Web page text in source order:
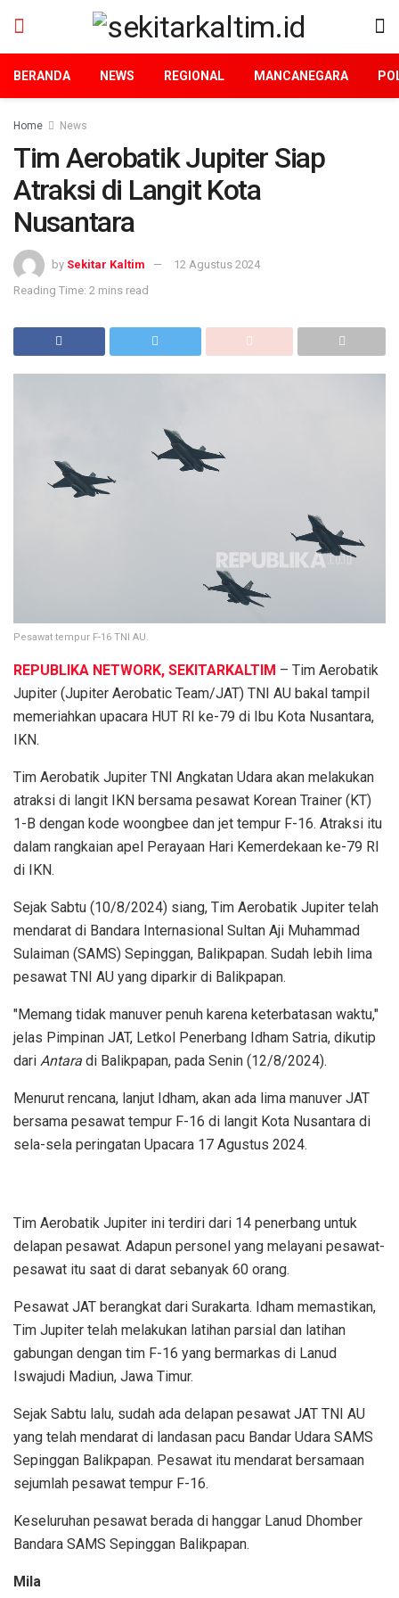
BERANDA NEWS REGIONAL MANCANEGARA
Home News
Tim Aerobatik Jupiter Siap
Atraksi di Langit Kota
Nusantara
by Sekitar Kaltim
12 Agustus 2024
Reading Time: 2 mins read
Pesawat tempur F-16 TNI AU.
REPUBLIKA NETWORK, SEKITARKALTIM – Tim Aerobatik
Jupiter (Jupiter Aerobatic Team/JAT) TNI AU bakal tampil
memeriahkan upacara HUT RI ke-79 di Ibu Kota Nusantara,
IKN.
Tim Aerobatik Jupiter TNI Angkatan Udara akan melakukan
atraksi di langit IKN bersama pesawat Korean Trainer (KT)
1-B dengan kode woongbee dan jet tempur F-16. Atraksi itu
dalam rangkaian apel Perayaan Hari Kemerdekaan ke-79 RI
di IKN.
Sejak Sabtu (10/8/2024) siang, Tim Aerobatik Jupiter telah
mendarat di Bandara Internasional Sultan Aji Muhammad
Sulaiman (SAMS) Sepinggan, Balikpapan. Sudah lebih lima
pesawat TNI AU yang diparkir di Balikpapan.
"Memang tidak manuver penuh karena keterbatasan waktu,"
jelas Pimpinan JAT, Letkol Penerbang Idham Satria, dikutip
dari Antara di Balikpapan, pada Senin (12/8/2024).
Menurut rencana, lanjut Idham, akan ada lima manuver JAT
bersama pesawat tempur F-16 di langit Kota Nusantara di
sela-sela peringatan Upacara 17 Agustus 2024.
Tim Aerobatik Jupiter ini terdiri dari 14 penerbang untuk
delapan pesawat. Adapun personel yang melayani pesawat-
pesawat itu saat di darat sebanyak 60 orang.
Pesawat JAT berangkat dari Surakarta. Idham memastikan,
Tim Jupiter telah melakukan latihan parsial dan latihan
gabungan dengan tim F-16 yang bermarkas di Lanud
Iswajudi Madiun, Jawa Timur.
Sejak Sabtu lalu, sudah ada delapan pesawat JAT TNI AU
yang telah mendarat di landasan pacu Bandar Udara SAMS
Sepinggan Balikpapan. Pesawat itu mendarat bersamaan
sejumlah pesawat tempur F-16.
Keseluruhan pesawat berada di hanggar Lanud Dhomber
Bandara SAMS Sepinggan Balikpapan.
Mila